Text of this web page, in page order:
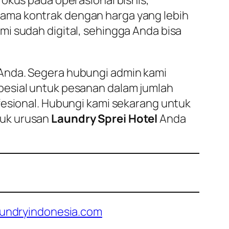
kontrak dengan harga yang lebih
sudah digital, sehingga Anda bisa
Segera hubungi admin kami
untuk pesanan dalam jumlah
Hubungi kami sekarang untuk
urusan Laundry Sprei HotelAnda